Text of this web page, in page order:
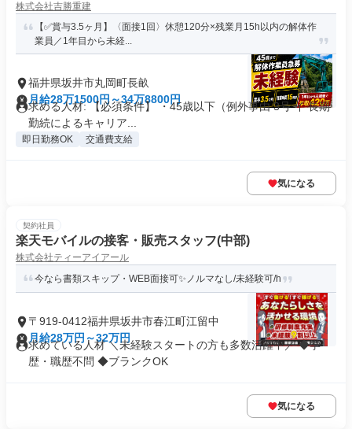
株式会社吉勝重建
【✅賞与3.5ヶ月】〈面接1回〉休憩120分×残業月15h以内の解体作
業員／1年目から未経...
福井県坂井市丸岡町長畝
月給28万1500円～34万8800円
求める人材: 【必須条件】 ・45歳以下（例外事由 3号 イ 長期
勤続によるキャリア...
即日勤務OK 交通費支給
気になる
契約社員
楽天モバイルの接客・販売スタッフ(中部)
株式会社ティーアイアール
今なら書類スキップ・WEB面接可✨️ノルマなし/未経験可/h
〒919-0412福井県坂井市春江町江留中
月給28万円～32万円
求めている人材 ＼未経験スタートの方も多数活躍中／ ◆学
歴・職歴不問 ◆ブランクOK
気になる